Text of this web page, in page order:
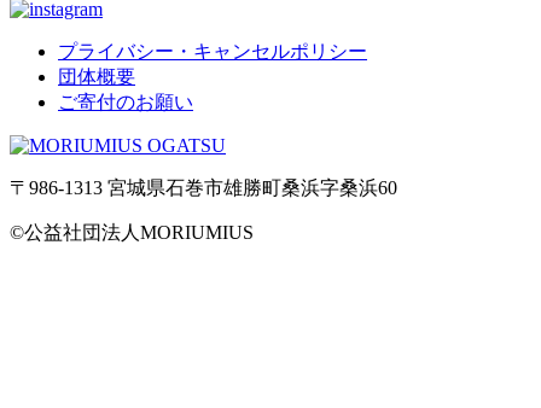
プライバシー・キャンセルポリシー
団体概要
ご寄付のお願い
〒986-1313 宮城県石巻市雄勝町桑浜字桑浜60
©公益社団法人MORIUMIUS